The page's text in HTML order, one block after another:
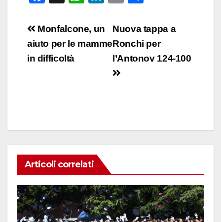
c
e
b
at
s
k
e
dI
ail n
di
vi
Navigazione
articoli
Nuova tappa a
Ronchi per
l’Antonov 124-100
Monfalcone, un
aiuto per le mamme
in difficoltà
Articoli correlati